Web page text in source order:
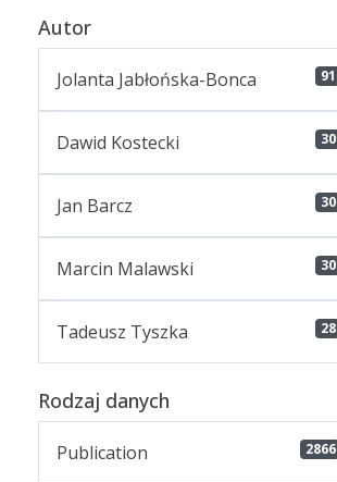
Autor
Jolanta Jabłońska-Bonca 91
Dawid Kostecki 30
Jan Barcz 30
Marcin Malawski 30
Tadeusz Tyszka 28
Rodzaj danych
Publication 2866